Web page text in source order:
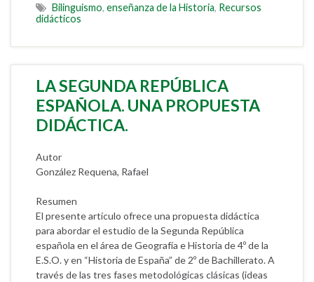
Bilinguismo, enseñanza de la Historia, Recursos
didácticos
LA SEGUNDA REPÚBLICA
ESPAÑOLA. UNA PROPUESTA
DIDÁCTICA.
Autor
González Requena, Rafael
Resumen
El presente artículo ofrece una propuesta didáctica
para abordar el estudio de la Segunda República
española en el área de Geografía e Historia de 4º de la
E.S.O. y en “Historia de España” de 2º de Bachillerato. A
través de las tres fases metodológicas clásicas (ideas